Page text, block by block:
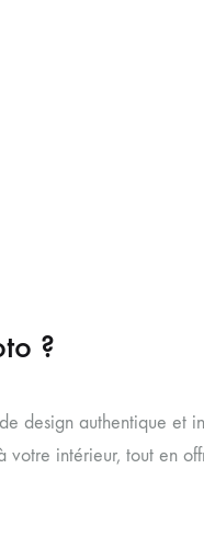
?
design authentique et
intérieur, tout en